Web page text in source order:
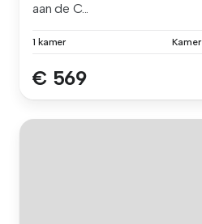
aan de C...
1 kamer Kamer
€ 569